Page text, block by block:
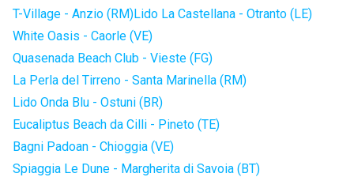
T-Village - Anzio (RM)Lido La Castellana - Otranto (LE)
White Oasis - Caorle (VE)
Quasenada Beach Club - Vieste (FG)
La Perla del Tirreno - Santa Marinella (RM)
Lido Onda Blu - Ostuni (BR)
Eucaliptus Beach da Cilli - Pineto (TE)
Bagni Padoan - Chioggia (VE)
Spiaggia Le Dune - Margherita di Savoia (BT)